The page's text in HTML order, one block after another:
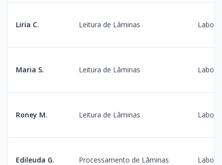
Liria C. Leitura de Lâminas
Maria S. Leitura de Lâminas
Roney M. Leitura de Lâminas
Edileuda G. Processamento de Lâminas